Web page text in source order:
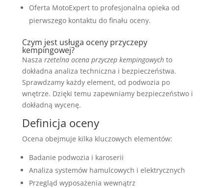
Oferta MotoExpert to profesjonalna opieka od
pierwszego kontaktu do finału oceny.
Czym jest usługa oceny przyczepy
kempingowej?
Nasza rzetelna ocena przyczep kempingowychto
dokładna analiza techniczna i bezpieczeństwa.
Sprawdzamy każdy element, od podwozia po
wnętrze. Dzięki temu zapewniamy bezpieczeństwo i
dokładną wycenę.
Definicja oceny
Ocena obejmuje kilka kluczowych elementów:
Badanie podwozia i karoserii
Analiza systemów hamulcowych i elektrycznych
Przegląd wyposażenia wewnątrz